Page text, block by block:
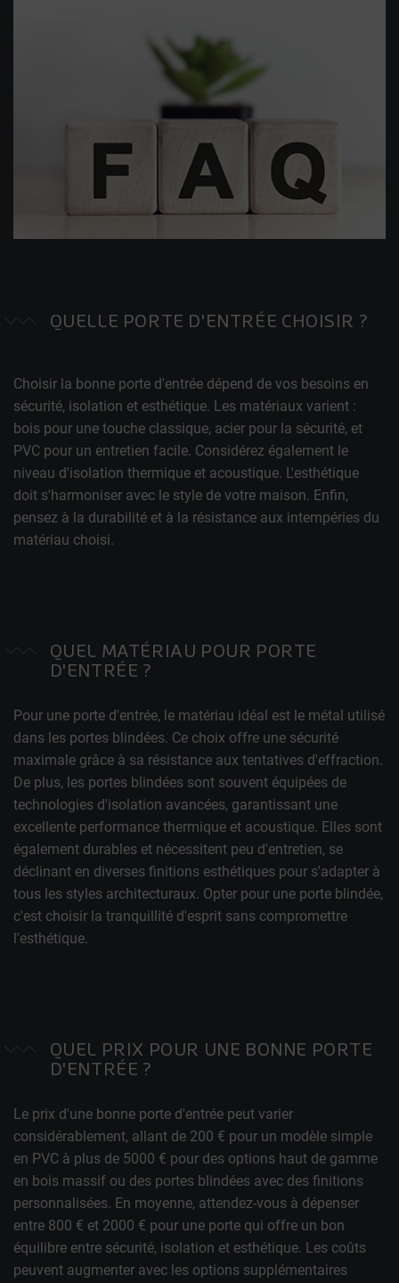
QUELLE PORTE D'ENTRÉE CHOISIR ?
Choisir la bonne porte d'entrée dépend de vos besoins en
sécurité, isolation et esthétique. Les matériaux varient :
bois pour une touche classique, acier pour la sécurité, et
PVC pour un entretien facile. Considérez également le
niveau d'isolation thermique et acoustique. L'esthétique
doit s'harmoniser avec le style de votre maison. Enfin,
pensez à la durabilité et à la résistance aux intempéries du
matériau choisi.
QUEL MATÉRIAU POUR PORTE
D'ENTRÉE ?
Pour une porte d'entrée, le matériau idéal est le métal utilisé
dans les portes blindées. Ce choix offre une sécurité
maximale grâce à sa résistance aux tentatives d'effraction.
De plus, les portes blindées sont souvent équipées de
technologies d'isolation avancées, garantissant une
excellente performance thermique et acoustique. Elles sont
également durables et nécessitent peu d'entretien, se
déclinant en diverses finitions esthétiques pour s'adapter à
tous les styles architecturaux. Opter pour une porte blindée,
c'est choisir la tranquillité d'esprit sans compromettre
l'esthétique.
QUEL PRIX POUR UNE BONNE PORTE
D'ENTRÉE ?
Le prix d'une bonne porte d'entrée peut varier
considérablement, allant de 200 € pour un modèle simple
en PVC à plus de 5000 € pour des options haut de gamme
en bois massif ou des portes blindées avec des finitions
personnalisées. En moyenne, attendez-vous à dépenser
entre 800 € et 2000 € pour une porte qui offre un bon
équilibre entre sécurité, isolation et esthétique. Les coûts
peuvent augmenter avec les options supplémentaires